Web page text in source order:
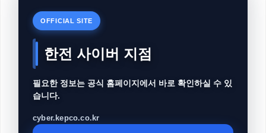
OFFICIAL SITE
한전 사이버 지점
필요한 정보는 공식 홈페이지에서 바로 확인하실 수 있
습니다.
cyber.kepco.co.kr